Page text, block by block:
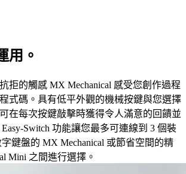
用。
拒的觸感 MX Mechanical 感受您創作過程
式碼。具有低平外觀的機械按鍵與您選擇
在每次按鍵敲擊時獲得令人滿意的回饋並
Switch 功能讓您最多可連線到 3 個裝
鍵盤的 MX Mechanical 或節省空間的精
Mini 之間進行選擇。